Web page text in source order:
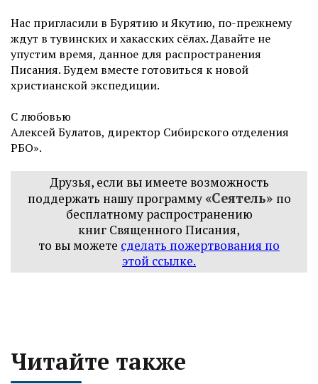
Нас пригласили в Бурятию и Якутию, по-прежнему
ждут в тувинских и хакасских сёлах. Давайте не
упустим время, данное для распространения
Писания. Будем вместе готовиться к новой
христианской экспедиции.
С любовью
Алексей Булатов, директор Сибирского отделения
РБО».
Друзья, если вы имеете возможность
поддержать нашу программу«Сеятель» по
бесплатному распространению
книг Священного Писания,
то вы можете сделать пожертвования по
этой ссылке.
Читайте также